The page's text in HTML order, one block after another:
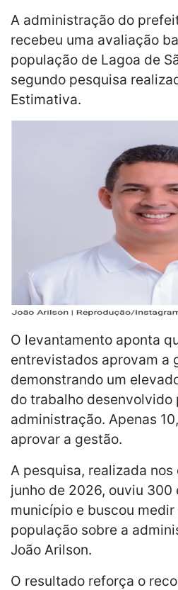
A administração do
recebeu uma avaliação
população de Lagoa de
segundo pesquisa
Estimativa.
O levantamento aponta
entrevistados aprovam a
demonstrando um
do trabalho desenvolvido
administração. Apenas
aprovar a gestão.
A pesquisa, realizada nos
junho de 2026, ouviu 300
município e buscou
população sobre a
João Arilson.
O resultado reforça o